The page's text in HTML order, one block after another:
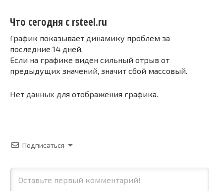
Что сегодня с rsteel.ru
График показывает динамику проблем за
последние 14 дней.
Если на графике виден сильный отрыв от
предыдущих значений, значит сбой массовый.
Нет данных для отображения графика.
Подписаться